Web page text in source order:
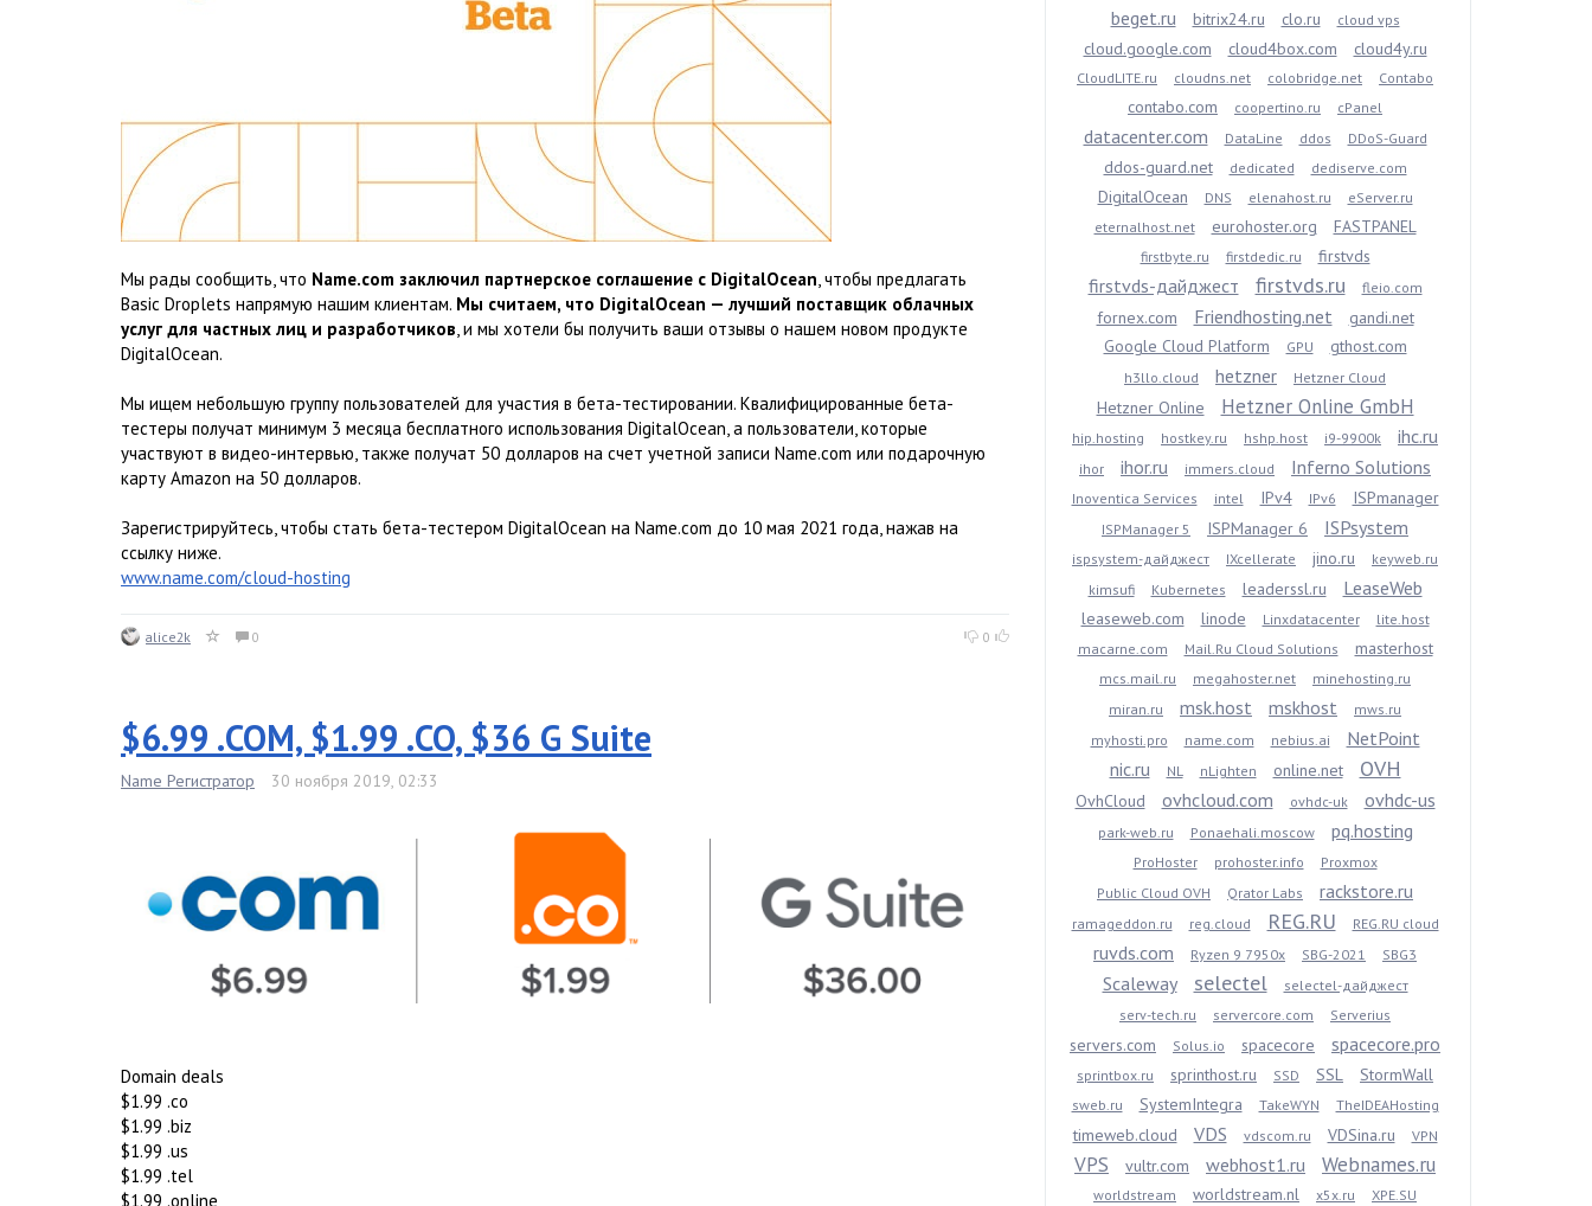
Мы рады сообщить, что Name.com заключил партнерское соглашение с DigitalOcean, чтобы предлагать
Basic Droplets напрямую нашим клиентам. Мы считаем, что DigitalOcean — лучший поставщик облачных
услуг для частных лиц и разработчиков, и мы хотели бы получить ваши отзывы о нашем новом продукте
DigitalOcean.
Мы ищем небольшую группу пользователей для участия в бета-тестировании. Квалифицированные бета-
тестеры получат минимум 3 месяца бесплатного использования DigitalOcean, а пользователи, которые
участвуют в видео-интервью, также получат 50 долларов на счет учетной записи Name.com или подарочную
карту Amazon на 50 долларов.
Зарегистрируйтесь, чтобы стать бета-тестером DigitalOcean на Name.com до 10 мая 2021 года, нажав на
ссылку ниже.
www.name.com/cloud-hosting
alice2k 0 0
$6.99 .COM, $1.99 .CO, $36 G Suite
Name Регистратор 30 ноября 2019, 02:33
Domain deals
$1.99 .co
$1.99 .biz
$1.99 .us
$1.99 .tel
$1.99 .online
beget.ru bitrix24.ru clo.ru cloud vps
cloud.google.com cloud4box.com cloud4y.ru
CloudLITE.ru cloudns.net colobridge.net Contabo
contabo.com coopertino.ru cPanel
datacenter.com DataLine ddos DDoS-Guard
ddos-guard.net dedicated dediserve.com
DigitalOcean DNS elenahost.ru
eServer.ru
eternalhost.net
eurohoster.org FASTPANEL
firstbyte.ru firstdedic.ru firstvds
firstvds-дайджест firstvds.ru fleio.com
fornex.com Friendhosting.net
gandi.net
Google Cloud Platform
GPU gthost.com
h3llo.cloud hetzner Hetzner Cloud
Hetzner Online Hetzner Online GmbH
hip.hosting hostkey.ru hshp.host i9-9900k ihc.ru
ihor ihor.ru immers.cloud Inferno Solutions
Inoventica Services intel IPv4 IPv6 ISPmanager
ISPManager 5 ISPManager 6 ISPsystem
ispsystem-дайджест IXcellerate jino.ru
keyweb.ru
kimsufi
Kubernetes leaderssl.ru LeaseWeb
leaseweb.com linode Linxdatacenter
lite.host
macarne.com
Mail.Ru Cloud Solutions masterhost
mcs.mail.ru megahoster.net
minehosting.ru
miran.ru
msk.host mskhost
mws.ru
myhosti.pro
name.com nebius.ai
NetPoint
nic.ru
NL nLighten online.net OVH
OvhCloud ovhcloud.com ovhdc-uk ovhdc-us
park-web.ru Ponaehali.moscow pq.hosting
ProHoster prohoster.info
Proxmox
Public Cloud OVH
Qrator Labs rackstore.ru
ramageddon.ru reg.cloud REG.RU REG.RU cloud
ruvds.com Ryzen 9 7950x SBG-2021 SBG3
Scaleway selectel
selectel-дайджест
serv-tech.ru
servercore.com Serverius
servers.com Solus.io spacecore spacecore.pro
sprintbox.ru sprinthost.ru SSD SSL StormWall
sweb.ru SystemIntegra TakeWYN TheIDEAHosting
timeweb.cloud VDS vdscom.ru VDSina.ru VPN
VPS vultr.com webhost1.ru Webnames.ru
worldstream worldstream.nl x5x.ru XPE.SU